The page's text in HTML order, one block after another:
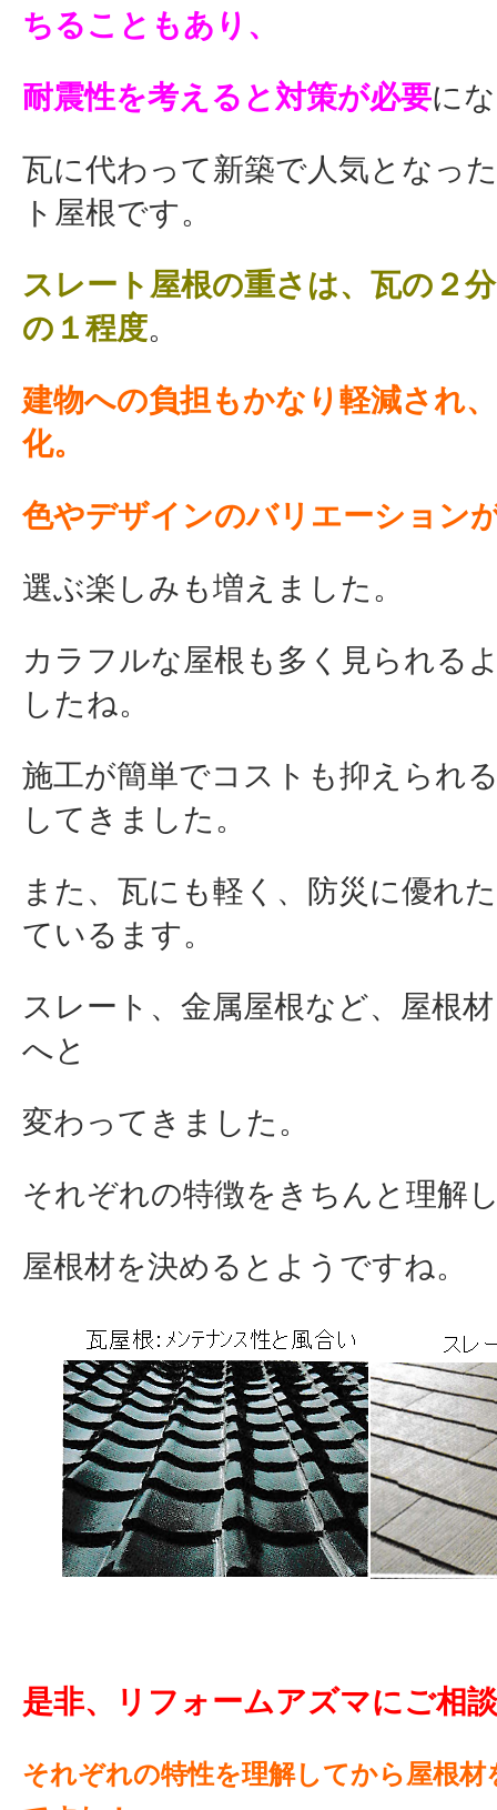
ちることもあり、
耐震性を考えると対策が必要に
瓦に代わって新築で人気となっ
ト屋根です。
スレート屋根の重さは、瓦の２
の１程度。
建物への負担もかなり軽減され
化。
色やデザインのバリエーション
選ぶ楽しみも増えました。
カラフルな屋根も多く見られる
したね。
施工が簡単でコストも抑えられ
してきました。
また、瓦にも軽く、防災に優れ
ているます。
スレート、金属屋根など、屋根
へと
変わってきました。
それぞれの特徴をきちんと理解
屋根材を決めるとようですね。
是非、リフォームアズマにご相
それぞれの特性を理解してから屋根